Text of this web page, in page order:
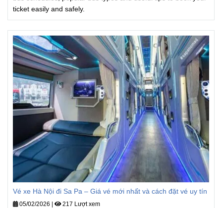
ticket easily and safely.
Vé xe Hà Nội đi Sa Pa – Giá vé mới nhất và cách đặt vé uy tín
05/02/2026 217 Lượt xem